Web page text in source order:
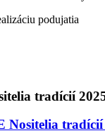
podujatia
tradícií
Nositelia tradícií